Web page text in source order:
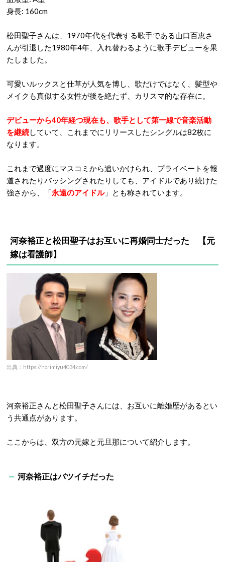
身長: 160cm
松田聖子さんは、1970年代を代表する歌手である山口百恵さ
んが引退した1980年4年、入れ替わるように歌手デビューを果
たしました。
可愛いルックスと仕草が人気を博し、歌だけではなく、髪型や
メイクも真似する女性が後を絶たず、カリスマ的な存在に。
デビューから40年経つ現在も、歌手として第一線で音楽活動
を継続していて、これまでにリリースしたシングルは82枚に
なります。
これまで過度にマスコミから追いかけられ、プライベートを報
道されたりバッシングされたりしても、アイドルであり続けた
強さから、「永遠のアイドル」とも称されています。
河奈裕正と松田聖子はお互いに再婚同士だった 【元
嫁は看護師】
出典：https://horimiyu4034.com/
河奈裕正さんと松田聖子さんには、お互いに離婚歴があるとい
う共通点があります。
ここからは、双方の元嫁と元旦那について紹介します。
河奈裕正はバツイチだった